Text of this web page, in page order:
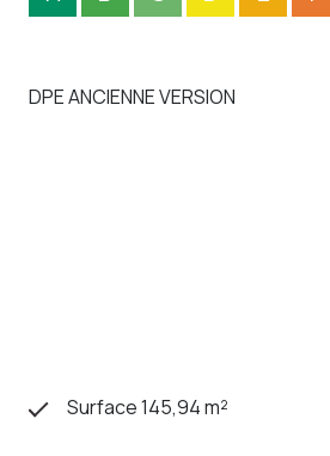
DPE ANCIENNE VERSION
Surface 145,94 m²